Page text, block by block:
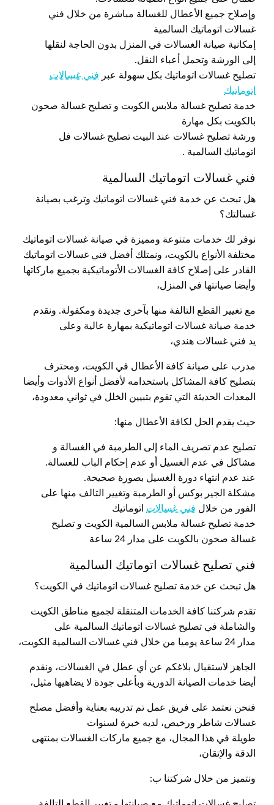
وإصلاح جميع الأعطال للغسالة مباشرة من خلال فني
غسالات اتوماتيك السالمية
إمكانية صيانة الغسالات في المنزل بدون الحاجة لنقلها
إلى الورشة وتحمل أعباء النقل.
تصليح غسالات اتوماتيك بكل سهولة عبر فني غسالات
اتوماتيك
خدمة تصليح غسالة ملابس الكويت و تصليح غسالة صحون
بالكويت بكل مهارة
ورشة تصليح غسالات عند البيت تصليح غسالات فل
اتوماتيك السالمية .
فني غسالات اتوماتيك السالمية
هل تبحث عن خدمة فني غسالات اتوماتيك وترغب بصيانة
غسالتك؟
نوفر لك خدمات متنوعة ومميزة في صيانة غسالات اتوماتيك
مختلفة الأنواع بالكويت، ونمتلك أفضل فني غسالات اتوماتيك
القادر على إصلاح كافة الغسالات الأتوماتيكية بجميع ماركاتها
وأيضا صيانتها في المنزل،
مع تغيير القطع التالفة منها بآخرى جديدة ومكفولة. ونقدم
خدمة صيانة غسالات اتوماتيكية بمهارة عالية وعلى
يد فني غسالات هندي،
مدرب على صيانة كافة الأعطال في الكويت، ومحترف
بتصليح كافة المشاكل باستخدامه لأفضل أنواع الأدوات وأيضا
المعدات الحديثة التي تقوم بتبيين الخلل في ثواني معدودة،
حيث يقدم الحل لكافة الأعطال منها:
تصليح عدم تصريف الماء إلى الطرمبة في الغسالة و
مشاكل في عدم الغسيل أو عدم إحكام الباب للغسالة.
عند عدم انتهاء دورة الغسيل بصورة صحيحة.
مشكلة الجير بوكس أو الطرمبة وتغيير التالف منها على
الفور من خلال فني غسالات اتوماتيك
خدمة تصليح غسالة ملابس السالمية الكويت و تصليح
غسالة صحون بالكويت على مدار 24 ساعة
فني تصليح غسالات اتوماتيك السالمية
هل تبحث عن خدمة تصليح غسالات اتوماتيك في الكويت؟
تقدم شركتنا كافة الخدمات المتنقلة لجميع مناطق الكويت
والشاملة في تصليح غسالات اتوماتيك السالمية على
مدار 24 ساعة يوميا من خلال فني غسالات السالمية الكويت،
الجاهز لاستقبال بلاغكم عن أي عطل في الغسالات، ونقدم
أيضا خدمات الصيانة الدورية وبأعلى جودة لا يضاهيها مثيل،
فنحن نعتمد على فريق عمل تم تدريبه بعناية وأفضل مصلح
غسالات شاطر ورخيص، لديه خبرة لسنوات
طويلة في هذا المجال، مع جميع ماركات الغسالات بمنتهى
الدقة والإتقان،
ونتميز من خلال شركتنا ب: